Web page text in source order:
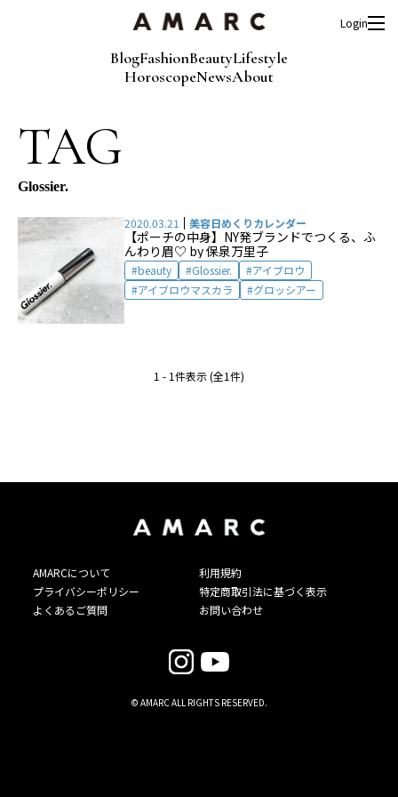
BlogFashionBeautyLifestyle
HoroscopeNewsAbout
Login
TAG
Glossier.
2020.03.21 美容日めくりカレンダー
【ポーチの中身】NY発ブランドでつくる、ふ
んわり眉♡ by 保泉万里子
beauty Glossier.
アイブロウ
アイブロウマスカラ
グロッシアー
1 - 1件表示 (全1件)
AMARCについて
利用規約
プライバシーポリシー
特定商取引法に基づく表示
よくあるご質問
お問い合わせ
© AMARC ALL RIGHTS RESERVED.